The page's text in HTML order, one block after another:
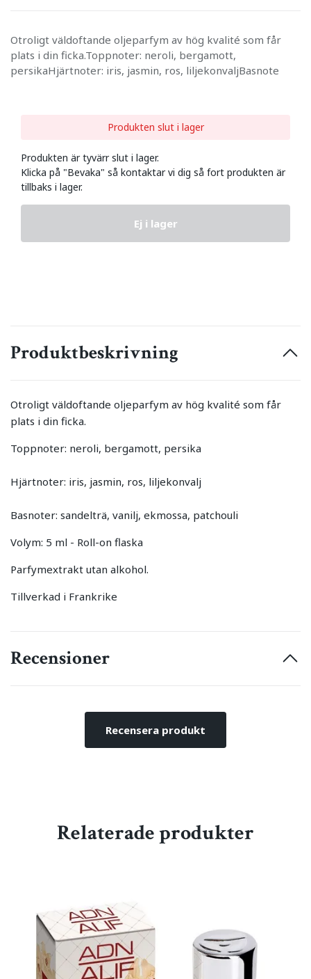
Otroligt väldoftande oljeparfym av hög kvalité som får
plats i din ficka.Toppnoter: neroli, bergamott,
persikaHjärtnoter: iris, jasmin, ros, liljekonvaljBasnote
Produkten slut i lager
Produkten är tyvärr slut i lager.
Klicka på "Bevaka" så kontaktar vi dig så fort produkten är
tillbaks i lager.
Ej i lager
Produktbeskrivning
Otroligt väldoftande oljeparfym av hög kvalité som får
plats i din ficka.
Toppnoter: neroli, bergamott, persika
Hjärtnoter: iris, jasmin, ros, liljekonvalj
Basnoter: sandelträ, vanilj, ekmossa, patchouli
Volym: 5 ml - Roll-on flaska
Parfymextrakt utan alkohol.
Tillverkad i Frankrike
Recensioner
Recensera produkt
Relaterade produkter